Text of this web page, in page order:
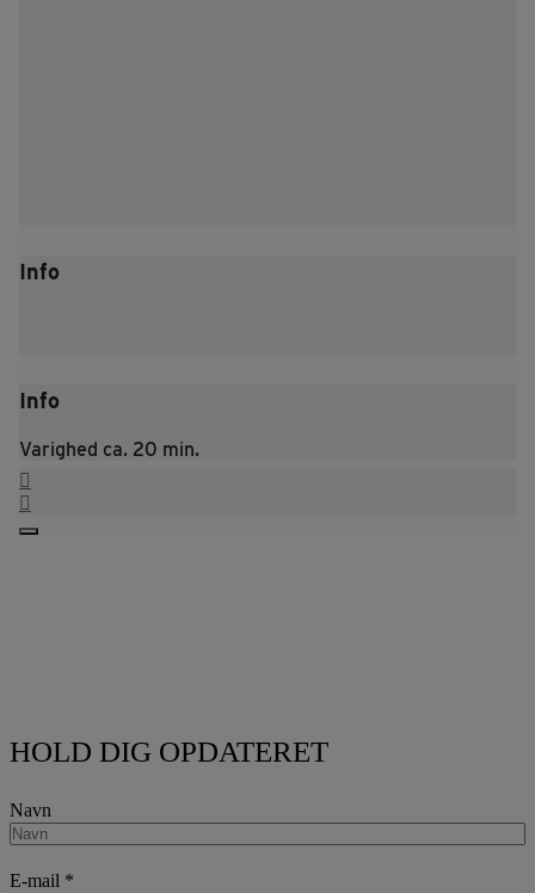
Info
Info
Varighed ca. 20 min.
HOLD DIG OPDATERET
Navn
E-mail *